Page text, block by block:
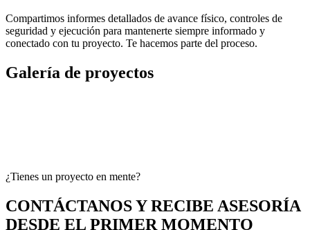
Compartimos informes detallados de avance físico, controles de
seguridad y ejecución para mantenerte siempre informado y
conectado con tu proyecto. Te hacemos parte del proceso.
Galería de proyectos
¿Tienes un proyecto en mente?
CONTÁCTANOS Y RECIBE ASESORÍA
DESDE EL PRIMER MOMENTO